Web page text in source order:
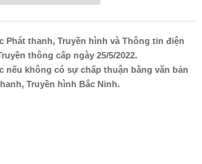
Phát thanh, Truyền hình và Thông tin điện
thông cấp ngày 25/5/2022.
nếu không có sự chấp thuận bằng văn bản
Truyền hình Bắc Ninh.